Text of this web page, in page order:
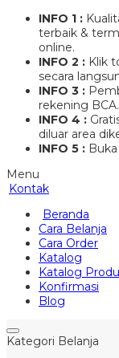
INFO 1 :
terbaik &
online.
INFO 2 : Klik
secara
INFO 3 :
rekening BCA.
INFO 4 :
diluar area
INFO 5 :
Menu
Kontak
Beranda
Cara Belanja
Cara Order
Katalog
Katalog
Konfirmasi
Blog
Kategori Belanja